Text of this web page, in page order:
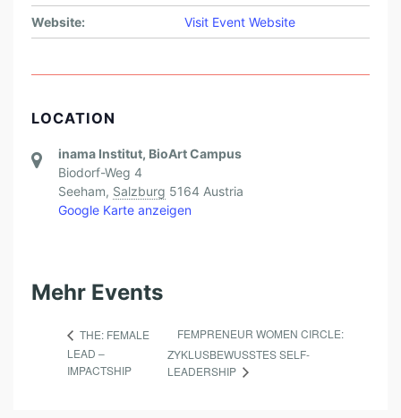
Website: Visit Event Website
LOCATION
inama Institut, BioArt Campus
Biodorf-Weg 4
Seeham, Salzburg 5164 Austria
Google Karte anzeigen
Mehr Events
THE: FEMALE
LEAD –
IMPACTSHIP
FEMPRENEUR WOMEN CIRCLE:
ZYKLUSBEWUSSTES SELF-
LEADERSHIP